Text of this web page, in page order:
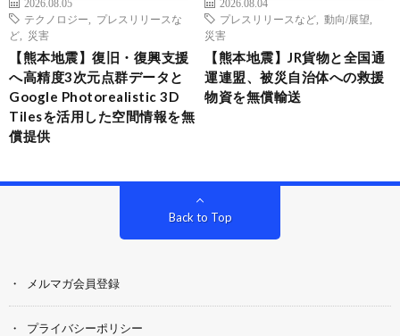
2026.08.05
テクノロジー
プレスリリースな
ど
災害
【熊本地震】復旧・復興支援
へ高精度3次元点群データと
Google Photorealistic 3D
Tilesを活用した空間情報を無
償提供
2026.08.04
プレスリリースなど
動向/展望
災害
【熊本地震】JR貨物と全国通
運連盟、被災自治体への救援
物資を無償輸送
Back to Top
メルマガ会員登録
プライバシーポリシー